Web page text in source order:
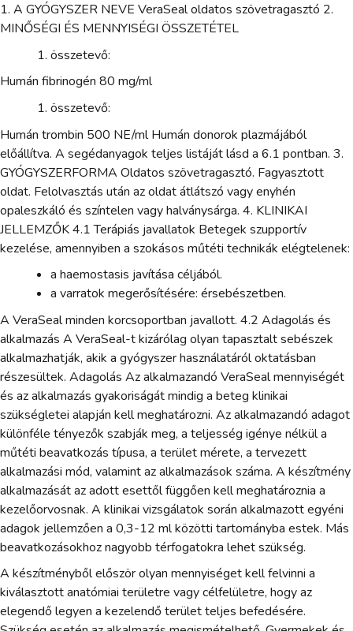
1. A GYÓGYSZER NEVE VeraSeal oldatos szövetragasztó 2.
MINŐSÉGI ÉS MENNYISÉGI ÖSSZETÉTEL
összetevő:
Humán fibrinogén 80 mg/ml
összetevő:
Humán trombin 500 NE/ml Humán donorok plazmájából
előállítva. A segédanyagok teljes listáját lásd a 6.1 pontban. 3.
GYÓGYSZERFORMA Oldatos szövetragasztó. Fagyasztott
oldat. Felolvasztás után az oldat átlátszó vagy enyhén
opaleszkáló és színtelen vagy halványsárga. 4. KLINIKAI
JELLEMZŐK 4.1 Terápiás javallatok Betegek szupportív
kezelése, amennyiben a szokásos műtéti technikák elégtelenek:
a haemostasis javítása céljából.
a varratok megerősítésére: érsebészetben.
A VeraSeal minden korcsoportban javallott. 4.2 Adagolás és
alkalmazás A VeraSeal-t kizárólag olyan tapasztalt sebészek
alkalmazhatják, akik a gyógyszer használatáról oktatásban
részesültek. Adagolás Az alkalmazandó VeraSeal mennyiségét
és az alkalmazás gyakoriságát mindig a beteg klinikai
szükségletei alapján kell meghatározni. Az alkalmazandó adagot
különféle tényezők szabják meg, a teljesség igénye nélkül a
műtéti beavatkozás típusa, a terület mérete, a tervezett
alkalmazási mód, valamint az alkalmazások száma. A készítmény
alkalmazását az adott esettől függően kell meghatároznia a
kezelőorvosnak. A klinikai vizsgálatok során alkalmazott egyéni
adagok jellemzően a 0,3-12 ml közötti tartományba estek. Más
beavatkozásokhoz nagyobb térfogatokra lehet szükség.
A készítményből először olyan mennyiséget kell felvinni a
kiválasztott anatómiai területre vagy célfelületre, hogy az
elegendő legyen a kezelendő terület teljes befedésére.